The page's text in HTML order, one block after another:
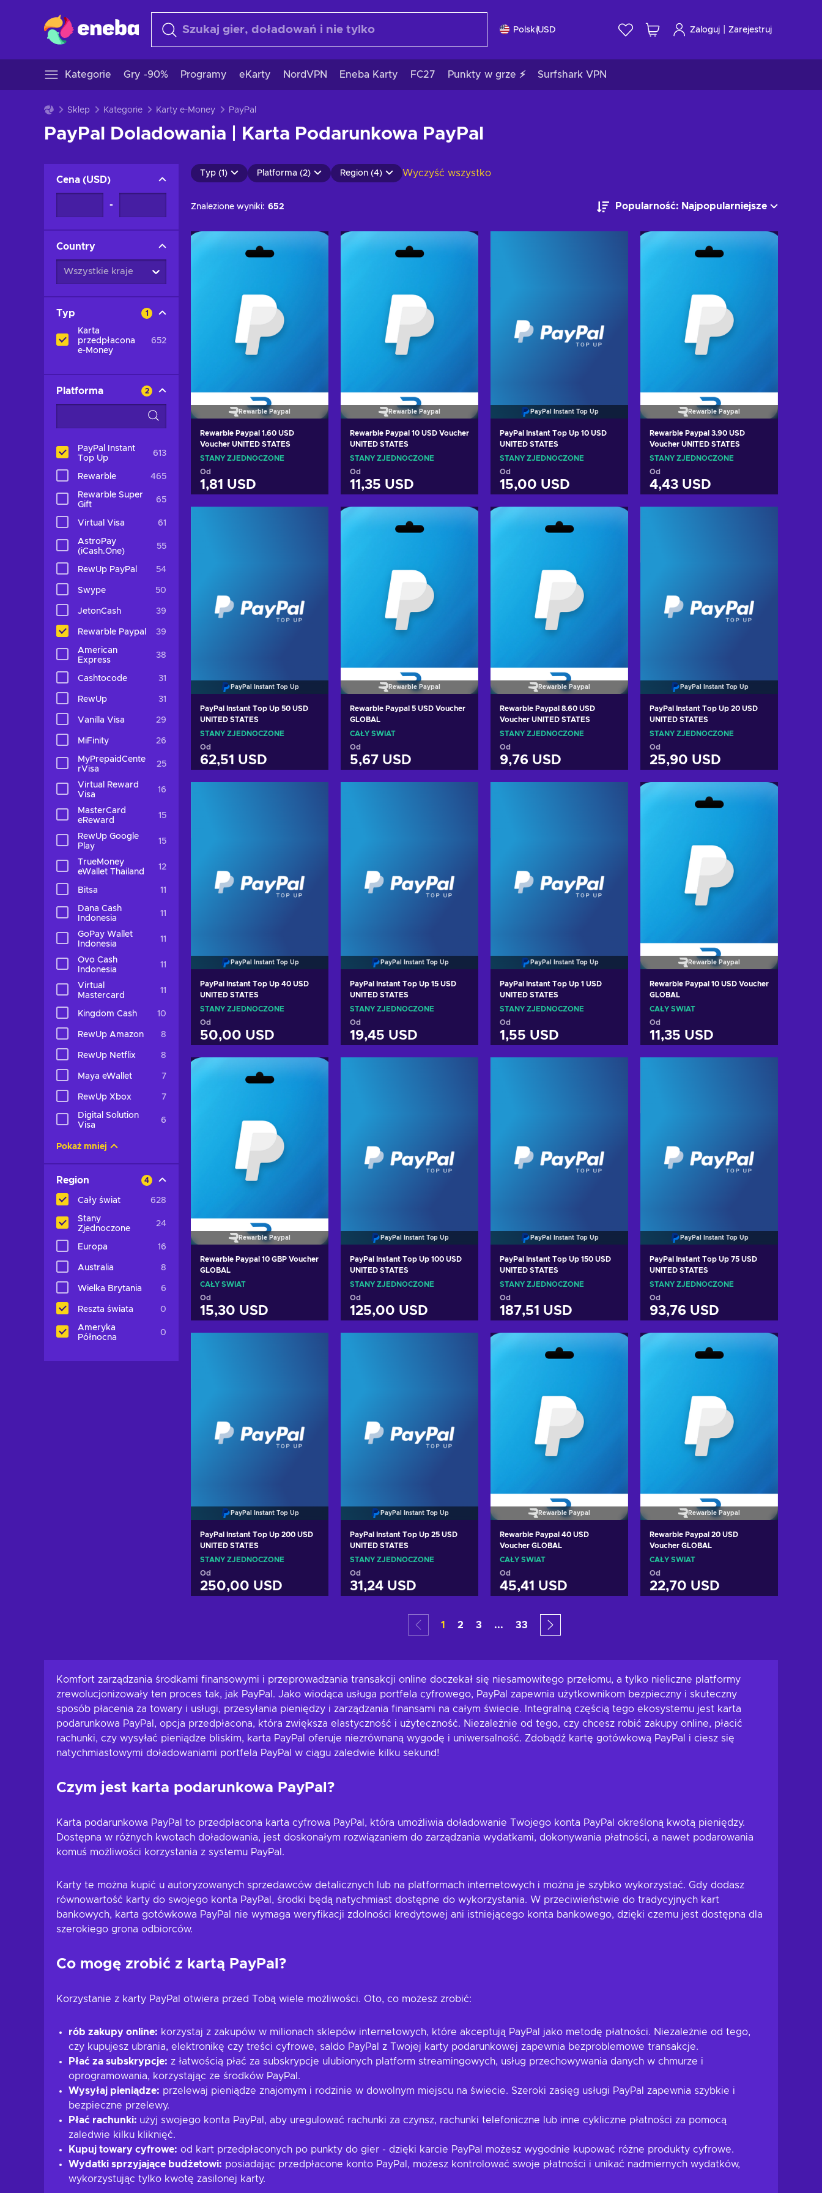
PolskiUSD Zaloguj Zarejestruj
Kategorie Gry -90% Programy eKarty NordVPN Eneba Karty FC27 Punkty w grze ⚡ Surfshark VPN
Sklep Kategorie Karty e-Money PayPal
PayPal Doladowania | Karta Podarunkowa PayPal
Cena (USD)
-
Country
Wszystkie kraje
Typ 1
Karta
przedpłacona
e-Money
652
Platforma 2
PayPal Instant
Top Up
613
Rewarble 465
Rewarble Super
Gift
65
Virtual Visa 61
AstroPay
(iCash.One)
55
RewUp PayPal 54
Swype 50
JetonCash 39
Rewarble Paypal 39
American
Express
38
Cashtocode 31
RewUp 31
Vanilla Visa 29
MiFinity 26
MyPrepaidCente
rVisa
25
Virtual Reward
Visa
16
MasterCard
eReward
15
RewUp Google
Play
15
TrueMoney
eWallet Thailand
12
Bitsa 11
Dana Cash
Indonesia
11
GoPay Wallet
Indonesia
11
Ovo Cash
Indonesia
11
Virtual
Mastercard
11
Kingdom Cash 10
RewUp Amazon 8
RewUp Netflix 8
Maya eWallet 7
RewUp Xbox 7
Digital Solution
Visa
6
Pokaż mniej
Region 4
Cały świat 628
Stany
Zjednoczone
24
Europa 16
Australia 8
Wielka Brytania 6
Reszta świata 0
Ameryka
Północna
0
Typ (1) Platforma (2) Region (4) Wyczyść wszystko
Znalezione wyniki: 652 Popularność: Najpopularniejsze
Rewarble Paypal
Rewarble Paypal 1.60 USD
Voucher UNITED STATES
STANY ZJEDNOCZONE
Od
1,81 USD
Rewarble Paypal
Rewarble Paypal 10 USD Voucher
UNITED STATES
STANY ZJEDNOCZONE
Od
11,35 USD
Zobacz oferty
PayPal Instant Top Up
PayPal Instant Top Up 10 USD
UNITED STATES
STANY ZJEDNOCZONE
Od
15,00 USD
Zobacz oferty
Rewarble Paypal
Rewarble Paypal 3.90 USD
Voucher UNITED STATES
STANY ZJEDNOCZONE
Od
4,43 USD
PayPal Instant Top Up
PayPal Instant Top Up 50 USD
UNITED STATES
STANY ZJEDNOCZONE
Od
62,51 USD
Rewarble Paypal
Rewarble Paypal 5 USD Voucher
GLOBAL
CAŁY ŚWIAT
Od
5,67 USD
Rewarble Paypal
Rewarble Paypal 8.60 USD
Voucher UNITED STATES
STANY ZJEDNOCZONE
Od
9,76 USD
PayPal Instant Top Up
PayPal Instant Top Up 20 USD
UNITED STATES
STANY ZJEDNOCZONE
Od
25,90 USD
Zobacz oferty
PayPal Instant Top Up
PayPal Instant Top Up 40 USD
UNITED STATES
STANY ZJEDNOCZONE
Od
50,00 USD
Zobacz oferty
PayPal Instant Top Up
PayPal Instant Top Up 15 USD
UNITED STATES
STANY ZJEDNOCZONE
Od
19,45 USD
PayPal Instant Top Up
PayPal Instant Top Up 1 USD
UNITED STATES
STANY ZJEDNOCZONE
Od
1,55 USD
Rewarble Paypal
Rewarble Paypal 10 USD Voucher
GLOBAL
CAŁY ŚWIAT
Od
11,35 USD
Rewarble Paypal
Rewarble Paypal 10 GBP Voucher
GLOBAL
CAŁY ŚWIAT
Od
15,30 USD
PayPal Instant Top Up
PayPal Instant Top Up 100 USD
UNITED STATES
STANY ZJEDNOCZONE
Od
125,00 USD
PayPal Instant Top Up
PayPal Instant Top Up 150 USD
UNITED STATES
STANY ZJEDNOCZONE
Od
187,51 USD
Zobacz oferty
PayPal Instant Top Up
PayPal Instant Top Up 75 USD
UNITED STATES
STANY ZJEDNOCZONE
Od
93,76 USD
Zobacz oferty
PayPal Instant Top Up
PayPal Instant Top Up 200 USD
UNITED STATES
STANY ZJEDNOCZONE
Od
250,00 USD
PayPal Instant Top Up
PayPal Instant Top Up 25 USD
UNITED STATES
STANY ZJEDNOCZONE
Od
31,24 USD
Dodaj do koszyka
Zobacz oferty
Rewarble Paypal
Rewarble Paypal 40 USD
Voucher GLOBAL
CAŁY ŚWIAT
Od
45,41 USD
Dodaj do koszyka
Zobacz oferty
Rewarble Paypal
Rewarble Paypal 20 USD
Voucher GLOBAL
CAŁY ŚWIAT
Od
22,70 USD
1 2 3 ... 33
Komfort zarządzania środkami finansowymi i przeprowadzania transakcji online doczekał się niesamowitego przełomu, a tylko nieliczne platformy
zrewolucjonizowały ten proces tak, jak PayPal. Jako wiodąca usługa portfela cyfrowego, PayPal zapewnia użytkownikom bezpieczny i skuteczny
sposób płacenia za towary i usługi, przesyłania pieniędzy i zarządzania finansami na całym świecie. Integralną częścią tego ekosystemu jest karta
podarunkowa PayPal, opcja przedpłacona, która zwiększa elastyczność i użyteczność. Niezależnie od tego, czy chcesz robić zakupy online, płacić
rachunki, czy wysyłać pieniądze bliskim, karta PayPal oferuje niezrównaną wygodę i uniwersalność. Zdobądź kartę gotówkową PayPal i ciesz się
natychmiastowymi doładowaniami portfela PayPal w ciągu zaledwie kilku sekund!
Czym jest karta podarunkowa PayPal?
Karta podarunkowa PayPal to przedpłacona karta cyfrowa PayPal, która umożliwia doładowanie Twojego konta PayPal określoną kwotą pieniędzy.
Dostępna w różnych kwotach doładowania, jest doskonałym rozwiązaniem do zarządzania wydatkami, dokonywania płatności, a nawet podarowania
komuś możliwości korzystania z systemu PayPal.
Karty te można kupić u autoryzowanych sprzedawców detalicznych lub na platformach internetowych i można je szybko wykorzystać. Gdy dodasz
równowartość karty do swojego konta PayPal, środki będą natychmiast dostępne do wykorzystania. W przeciwieństwie do tradycyjnych kart
bankowych, karta gotówkowa PayPal nie wymaga weryfikacji zdolności kredytowej ani istniejącego konta bankowego, dzięki czemu jest dostępna dla
szerokiego grona odbiorców.
Co mogę zrobić z kartą PayPal?
Korzystanie z karty PayPal otwiera przed Tobą wiele możliwości. Oto, co możesz zrobić:
rób zakupy online: korzystaj z zakupów w milionach sklepów internetowych, które akceptują PayPal jako metodę płatności. Niezależnie od tego,
czy kupujesz ubrania, elektronikę czy treści cyfrowe, saldo PayPal z Twojej karty podarunkowej zapewnia bezproblemowe transakcje.
Płać za subskrypcje: z łatwością płać za subskrypcje ulubionych platform streamingowych, usług przechowywania danych w chmurze i
oprogramowania, korzystając ze środków PayPal.
Wysyłaj pieniądze: przelewaj pieniądze znajomym i rodzinie w dowolnym miejscu na świecie. Szeroki zasięg usługi PayPal zapewnia szybkie i
bezpieczne przelewy.
Płać rachunki: użyj swojego konta PayPal, aby uregulować rachunki za czynsz, rachunki telefoniczne lub inne cykliczne płatności za pomocą
zaledwie kilku kliknięć.
Kupuj towary cyfrowe: od kart przedpłaconych po punkty do gier - dzięki karcie PayPal możesz wygodnie kupować różne produkty cyfrowe.
Wydatki sprzyjające budżetowi: posiadając przedpłacone konto PayPal, możesz kontrolować swoje płatności i unikać nadmiernych wydatków,
wykorzystując tylko kwotę zasilonej karty.